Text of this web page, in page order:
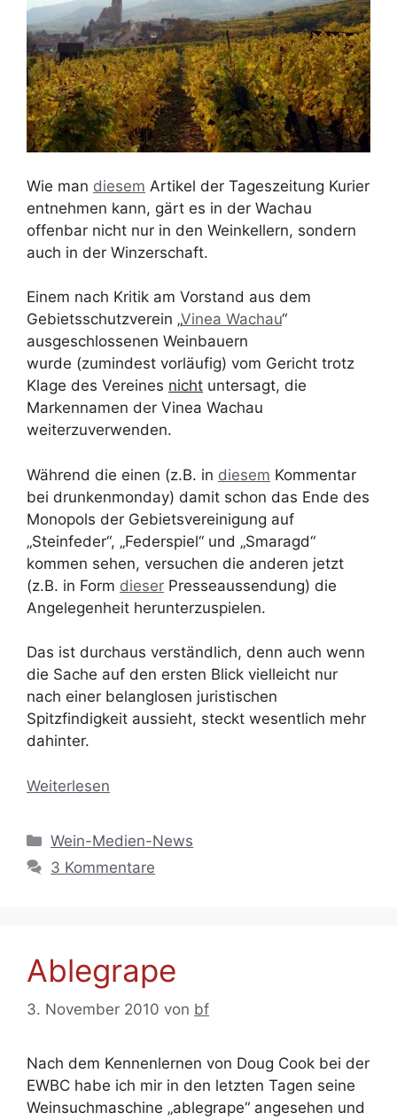
Wie man diesem Artikel der Tageszeitung Kurier
entnehmen kann, gärt es in der Wachau
offenbar nicht nur in den Weinkellern, sondern
auch in der Winzerschaft.
Einem nach Kritik am Vorstand aus dem
Gebietsschutzverein „Vinea Wachau“
ausgeschlossenen Weinbauern
wurde (zumindest vorläufig) vom Gericht trotz
Klage des Vereines nicht untersagt, die
Markennamen der Vinea Wachau
weiterzuverwenden.
Während die einen (z.B. in diesem Kommentar
bei drunkenmonday) damit schon das Ende des
Monopols der Gebietsvereinigung auf
„Steinfeder“, „Federspiel“ und „Smaragd“
kommen sehen, versuchen die anderen jetzt
(z.B. in Form dieser Presseaussendung) die
Angelegenheit herunterzuspielen.
Das ist durchaus verständlich, denn auch wenn
die Sache auf den ersten Blick vielleicht nur
nach einer belanglosen juristischen
Spitzfindigkeit aussieht, steckt wesentlich mehr
dahinter.
Weiterlesen
Kategorien
Wein-Medien-News
3 Kommentare
Ablegrape
3. November 2010 von bf
Nach dem Kennenlernen von Doug Cook bei der
EWBC habe ich mir in den letzten Tagen seine
Weinsuchmaschine „ablegrape“ angesehen und